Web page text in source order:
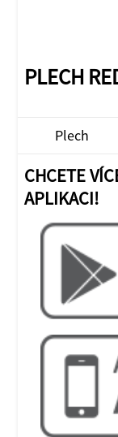
PLECH
Plech
CHCETE
APLIKACI!